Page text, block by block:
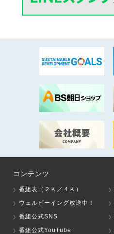
コンテンツ
番組表（２Ｋ／４Ｋ）
ウェルビーイング放送中！
番組公式SNS
番組公式YouTube